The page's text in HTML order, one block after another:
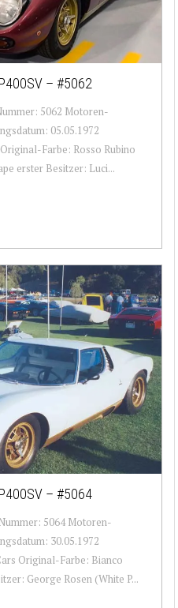
– #5062
5062 Motoren-
05.05.1972
Farbe: Rosso Rubino
erster Besitzer: Luci...
– #5064
5064 Motoren-
30.05.1972
Original-Farbe: Bianco
George Rosen (White P...